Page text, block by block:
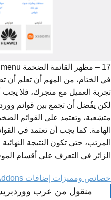
17 – مظهر القائمة الضخمة Mega menu على ووردبريس
في الختام، من المهم أن تعلم
تجربة العميل مع متجرك، فلا
لكن يفُضل أن تجمع بين قوائم
متشعبة، وتعتمد على القوائم
الهامة. كما يجب أن تعتمد في
المرتب، حتى تكون النتيجة
الزائر في التعرف على أقسام
خصائص ومميزات إضافات Essential Addons لـ Elementor
منقول من عرب ووردبريس